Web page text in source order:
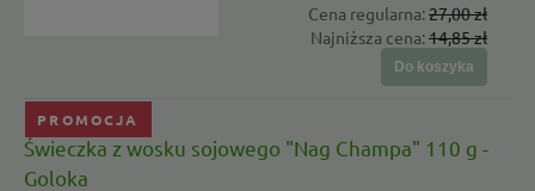
Cena regularna:27,00 zł
Najniższa cena:14,85 zł
Do koszyka
Świeczka z wosku sojowego "Nag Champa" 110 g -
Goloka
PROMOCJA